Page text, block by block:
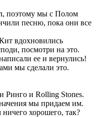
поэтому мы с Полом
песню, пока они все
вдохновились
посмотри на это.
ее и вернулись!
мы сделали это.
Ринго и Rolling Stones.
мы придаем им.
хорошего, так?